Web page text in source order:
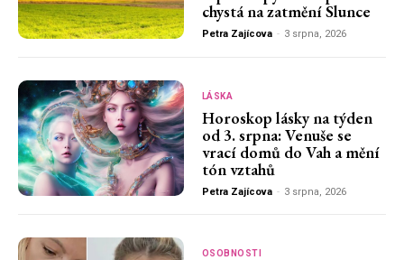
chystá na zatmění Slunce
Petra Zajícova - 3 srpna, 2026
LÁSKA
Horoskop lásky na týden
od 3. srpna: Venuše se
vrací domů do Vah a mění
tón vztahů
Petra Zajícova - 3 srpna, 2026
OSOBNOSTI